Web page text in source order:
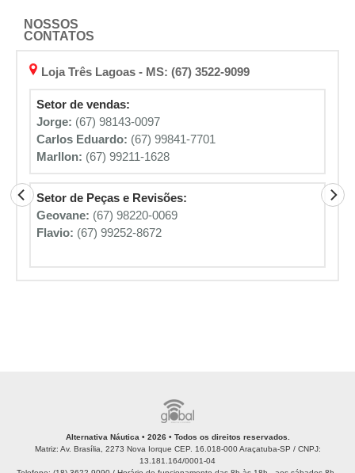
NOSSOS
CONTATOS
Loja Três Lagoas - MS: (67) 3522-9099
Setor de vendas:
Jorge: (67) 98143-0097
Carlos Eduardo: (67) 99841-7701
Marllon: (67) 99211-1628
Setor de Peças e Revisões:
Geovane: (67) 98220-0069
Flavio: (67) 99252-8672
Alternativa Náutica • 2026 • Todos os direitos reservados.
Matriz: Av. Brasília, 2273 Nova Iorque CEP. 16.018-000 Araçatuba-SP / CNPJ:
13.181.164/0001-04